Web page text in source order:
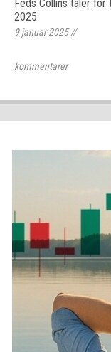
Feds Collins taler
2025
9 januar 2025//
kommentarer